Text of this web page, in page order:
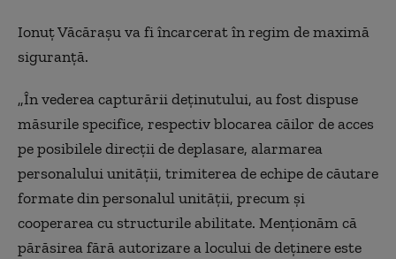
Ionuț Văcărașu va fi încarcerat în regim de maximă
siguranță.
„În vederea capturării deţinutului, au fost dispuse
măsurile specifice, respectiv blocarea căilor de acces
pe posibilele direcţii de deplasare, alarmarea
personalului unităţii, trimiterea de echipe de căutare
formate din personalul unităţii, precum şi
cooperarea cu structurile abilitate. Menţionăm că
părăsirea fără autorizare a locului de deţinere este